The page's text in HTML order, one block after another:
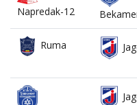
Napredak-12
Ruma